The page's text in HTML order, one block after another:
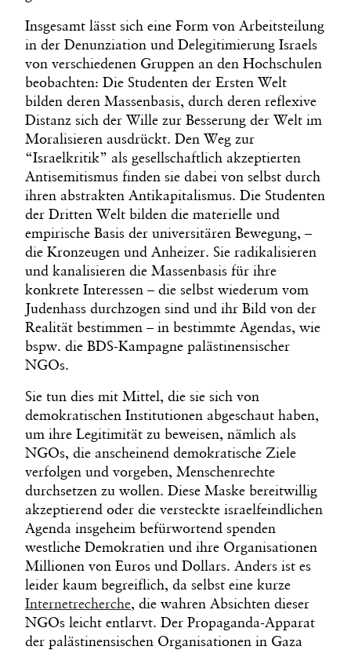
Insgesamt lässt sich eine Form von Arbeitsteilung
in der Denunziation und Delegitimierung Israels
von verschiedenen Gruppen an den Hochschulen
beobachten: Die Studenten der Ersten Welt
bilden deren Massenbasis, durch deren reflexive
Distanz sich der Wille zur Besserung der Welt im
Moralisieren ausdrückt. Den Weg zur
“Israelkritik” als gesellschaftlich akzeptierten
Antisemitismus finden sie dabei von selbst durch
ihren abstrakten Antikapitalismus. Die Studenten
der Dritten Welt bilden die materielle und
empirische Basis der universitären Bewegung, –
die Kronzeugen und Anheizer. Sie radikalisieren
und kanalisieren die Massenbasis für ihre
konkrete Interessen – die selbst wiederum vom
Judenhass durchzogen sind und ihr Bild von der
Realität bestimmen – in bestimmte Agendas, wie
bspw. die BDS-Kampagne palästinensischer
NGOs.
Sie tun dies mit Mittel, die sie sich von
demokratischen Institutionen abgeschaut haben,
um ihre Legitimität zu beweisen, nämlich als
NGOs, die anscheinend demokratische Ziele
verfolgen und vorgeben, Menschenrechte
durchsetzen zu wollen. Diese Maske bereitwillig
akzeptierend oder die versteckte israelfeindlichen
Agenda insgeheim befürwortend spenden
westliche Demokratien und ihre Organisationen
Millionen von Euros und Dollars. Anders ist es
leider kaum begreiflich, da selbst eine kurze
Internetrecherche, die wahren Absichten dieser
NGOs leicht entlarvt. Der Propaganda-Apparat
der palästinensischen Organisationen in Gaza